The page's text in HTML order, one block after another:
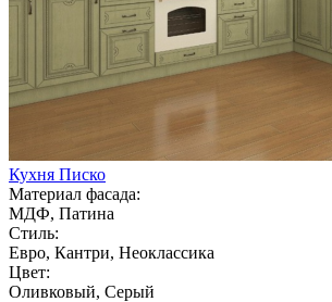
Кухня Писко
Материал фасада:
МДФ, Патина
Стиль:
Евро, Кантри, Неоклассика
Цвет:
Оливковый, Серый